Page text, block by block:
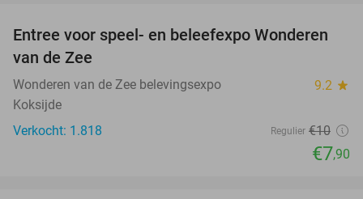
21%
Entree voor speel- en beleefexpo Wonderen
van de Zee
Wonderen van de Zee belevingsexpo 9.2 star
Koksijde
Verkocht: 1.818
Regulier €10
€7,90